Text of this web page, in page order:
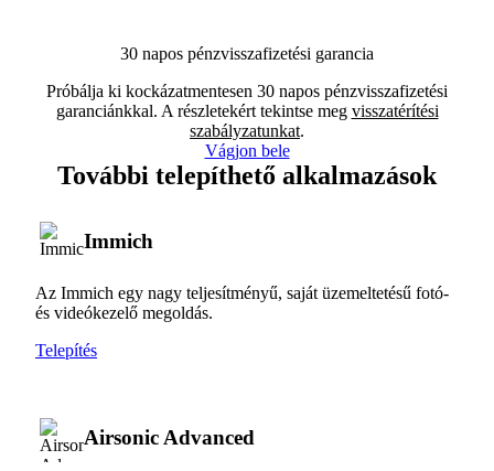
30 napos pénzvisszafizetési garancia
Próbálja ki kockázatmentesen 30 napos pénzvisszafizetési
garanciánkkal. A részletekért tekintse meg visszatérítési
szabályzatunkat.
Vágjon bele
További telepíthető alkalmazások
Immich
Az Immich egy nagy teljesítményű, saját üzemeltetésű fotó-
és videókezelő megoldás.
Telepítés
Airsonic Advanced